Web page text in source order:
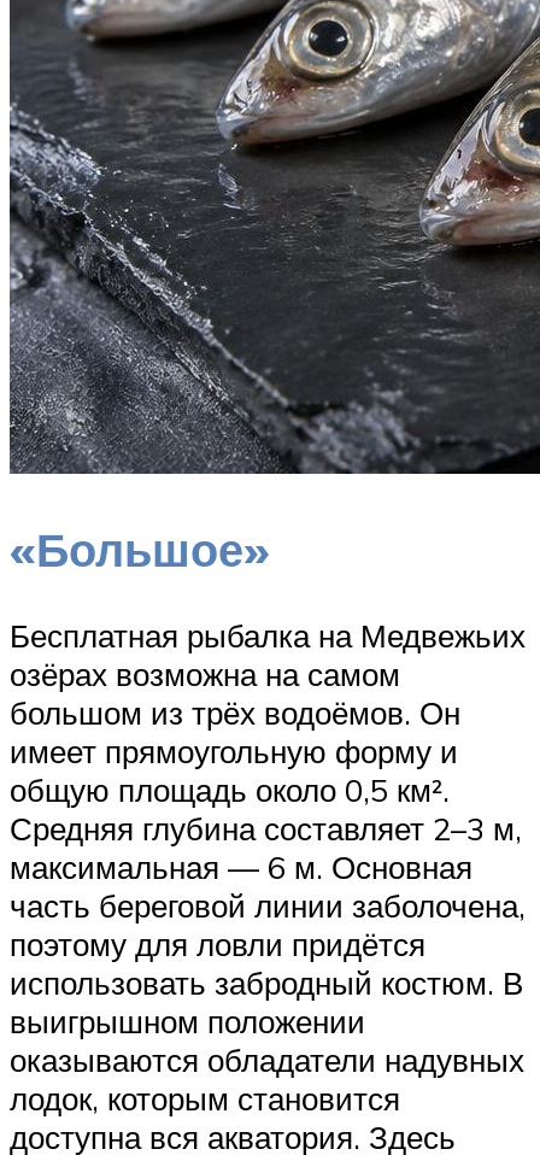
«Большое»
Бесплатная рыбалка на Медвежьих
озёрах возможна на самом
большом из трёх водоёмов. Он
имеет прямоугольную форму и
общую площадь около 0,5 км².
Средняя глубина составляет 2–3 м,
максимальная — 6 м. Основная
часть береговой линии заболочена,
поэтому для ловли придётся
использовать забродный костюм. В
выигрышном положении
оказываются обладатели надувных
лодок, которым становится
доступна вся акватория. Здесь